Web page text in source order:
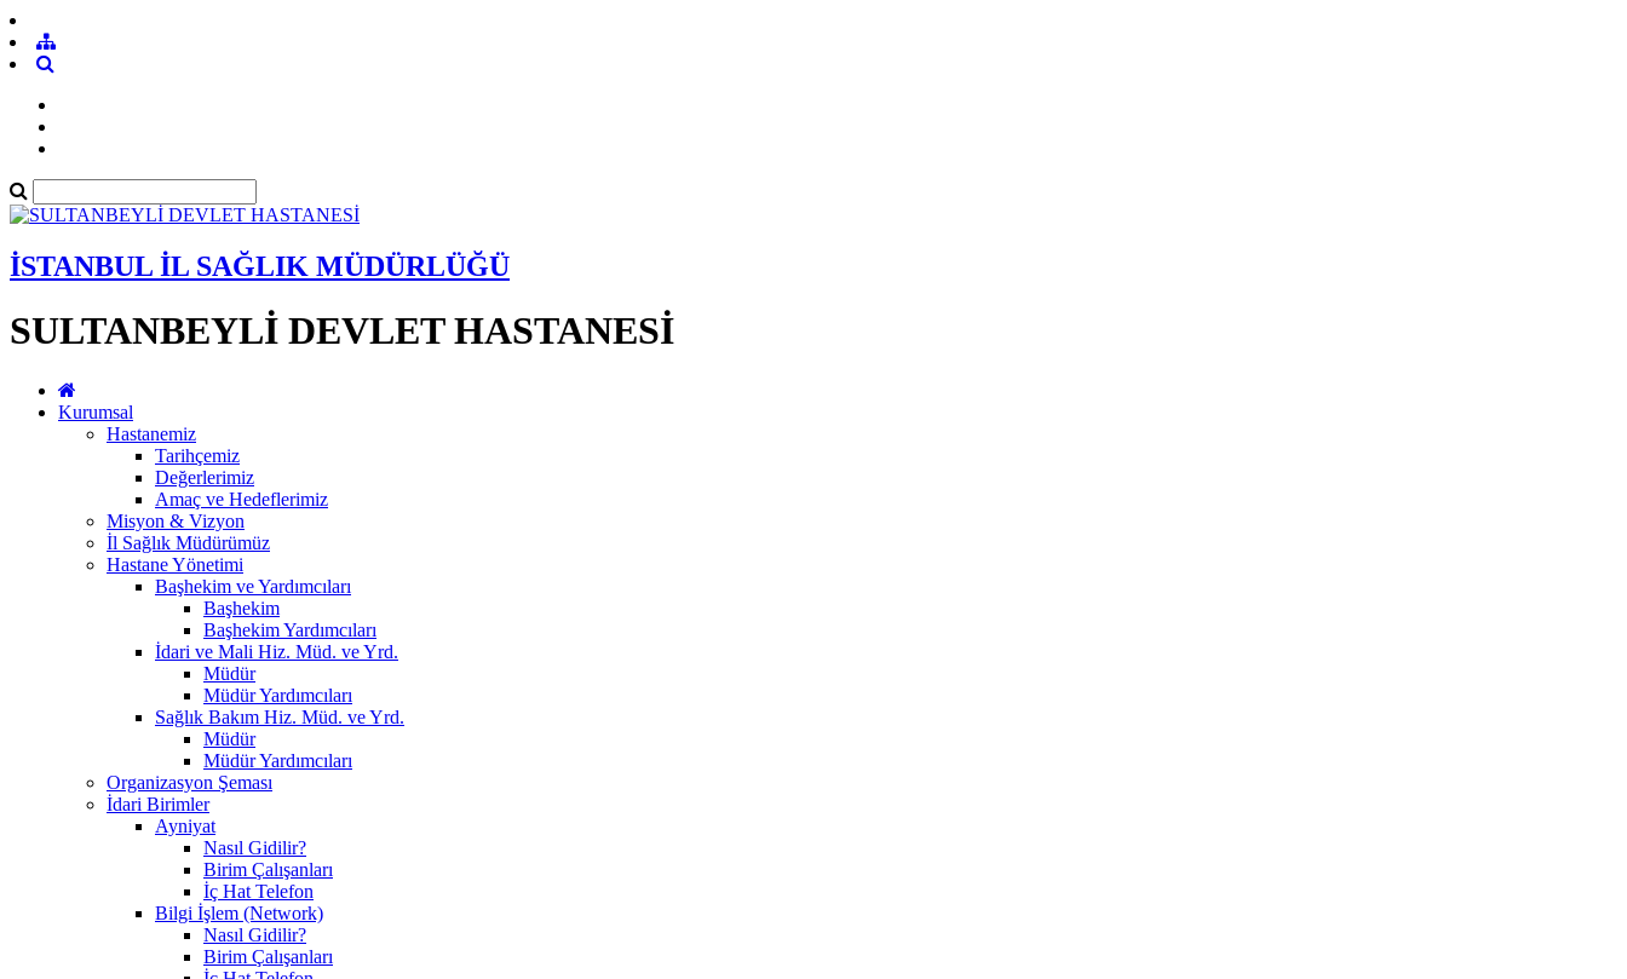
İSTANBUL İL SAĞLIK MÜDÜRLÜĞÜ
SULTANBEYLİ DEVLET HASTANESİ
Kurumsal
Hastanemiz
Tarihçemiz
Değerlerimiz
Amaç ve Hedeflerimiz
Misyon & Vizyon
İl Sağlık Müdürümüz
Hastane Yönetimi
Başhekim ve Yardımcıları
Başhekim
Başhekim Yardımcıları
İdari ve Mali Hiz. Müd. ve Yrd.
Müdür
Müdür Yardımcıları
Sağlık Bakım Hiz. Müd. ve Yrd.
Müdür
Müdür Yardımcıları
Organizasyon Şeması
İdari Birimler
Ayniyat
Nasıl Gidilir?
Birim Çalışanları
İç Hat Telefon
Bilgi İşlem (Network)
Nasıl Gidilir?
Birim Çalışanları